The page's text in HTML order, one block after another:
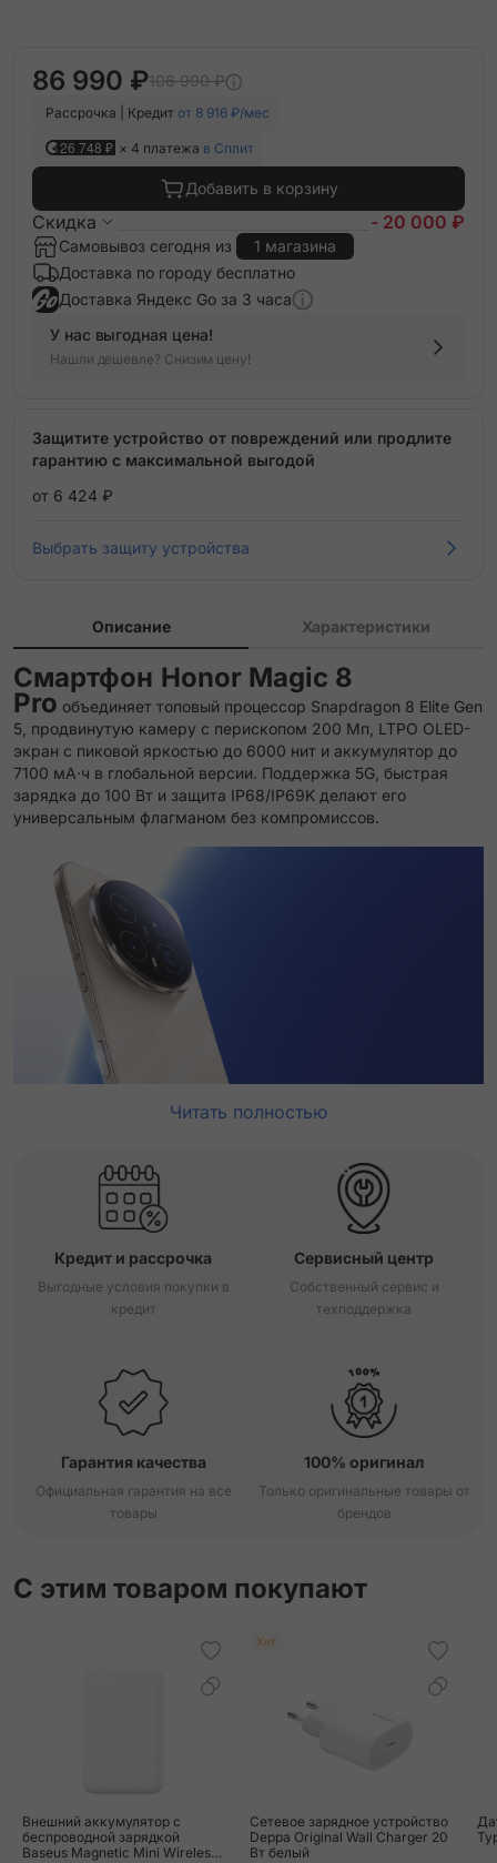
86 990 ₽106 990 ₽
Рассрочка | Кредит от 8 916 ₽/мес
26 748 ₽ × 4 платежа в Сплит
Добавить в корзину
Скидка - 20 000 ₽
Самовывоз сегодня из
1 магазина
Доставка по городу бесплатно
Доставка Яндекс Go за 3 часа
У нас выгодная цена!
Нашли дешевле? Снизим цену!
Защитите устройство от повреждений или продлите
гарантию с максимальной выгодой
от 6 424 ₽
Выбрать защиту устройства
Описание Характеристики
Смартфон Honor Magic 8
Pro объединяет топовый процессор Snapdragon 8 Elite Gen
5, продвинутую камеру с перископом 200 Мп, LTPO OLED-
экран с пиковой яркостью до 6000 нит и аккумулятор до
7100 мА·ч в глобальной версии. Поддержка 5G, быстрая
зарядка до 100 Вт и защита IP68/IP69K делают его
универсальным флагманом без компромиссов.
Читать полностью
Кредит и рассрочка
Выгодные условия покупки в
кредит
Сервисный центр
Собственный сервис и
техподдержка
Гарантия качества
Официальная гарантия на все
товары
100% оригинал
Только оригинальные товары от
брендов
С этим товаром покупают
Внешний аккумулятор с
беспроводной зарядкой
Baseus Magnetic Mini Wireless
Хит
Сетевое зарядное устройство
Deppa Original Wall Charger 20
Вт белый